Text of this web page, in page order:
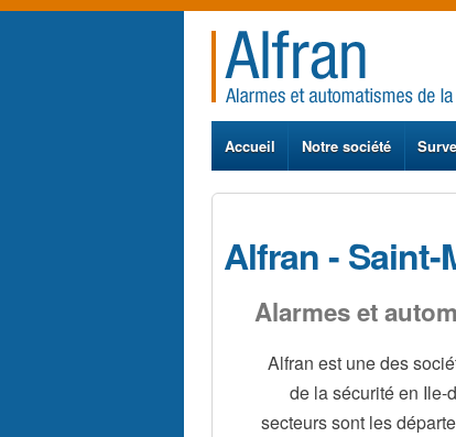
Accueil Notre société
Alfran - Saint-
Alarmes et
Alfran est une des
de la sécurité en Ile-
secteurs sont les